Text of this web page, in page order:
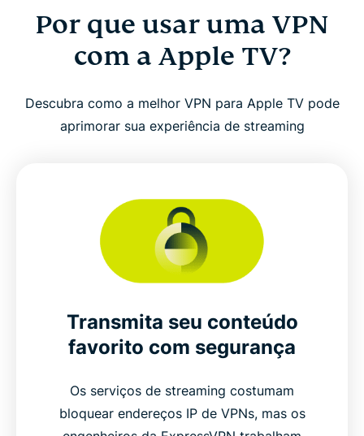
Por que usar uma VPN
com a Apple TV?
Descubra como a melhor VPN para Apple TV pode
aprimorar sua experiência de streaming
Transmita seu conteúdo
favorito com segurança
Os serviços de streaming costumam
bloquear endereços IP de VPNs, mas os